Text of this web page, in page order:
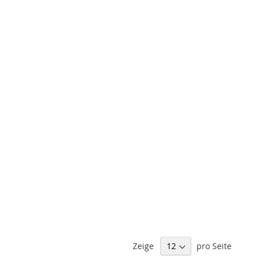
Zeige pro Seite